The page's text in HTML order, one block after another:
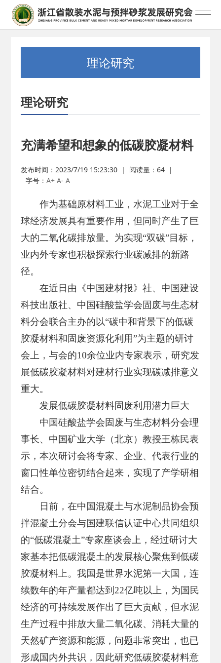
理论研究
理论研究
充满希望和想象的低碳胶凝材料
发布时间：2023/7/19 15:23:30 | 阅读量：64 |
字号：A+ A- A
作为基础原材料工业，水泥工业对于全
球经济发展具有重要作用，但同时产生了巨
大的二氧化碳排放量。为实现“双碳”目标，
业内外专家也积极探索行业碳减排的新路
径。
在近日由《中国建材报》社、中国建设
科技出版社、中国硅酸盐学会固废与生态材
料分会联合主办的以“碳中和背景下的低碳
胶凝材料和固废资源化利用”为主题的研讨
会上，与会的10余位业内专家表示，研究发
展低碳胶凝材料对建材行业实现碳减排意义
重大。
发展低碳胶凝材料固废利用潜力巨大
中国硅酸盐学会固废与生态材料分会理
事长、中国矿业大学（北京）教授王栋民表
示，本次研讨会将专家、企业、代表行业的
窗口性单位密切结合起来，实现了产学研相
结合。
日前，在中国混凝土与水泥制品协会预
拌混凝土分会与国建联信认证中心共同组织
的“低碳混凝土”专家座谈会上，经过研讨大
家基本把低碳混凝土的发展核心聚焦到低碳
胶凝材料上。我国是世界水泥第一大国，连
续数年的年产量都达到22亿吨以上，为国民
经济的可持续发展作出了巨大贡献，但水泥
生产过程中排放大量二氧化碳、消耗大量的
天然矿产资源和能源，问题非常突出，也已
形成国内外共识，因此研究低碳胶凝材料意